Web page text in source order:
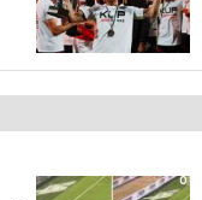
0